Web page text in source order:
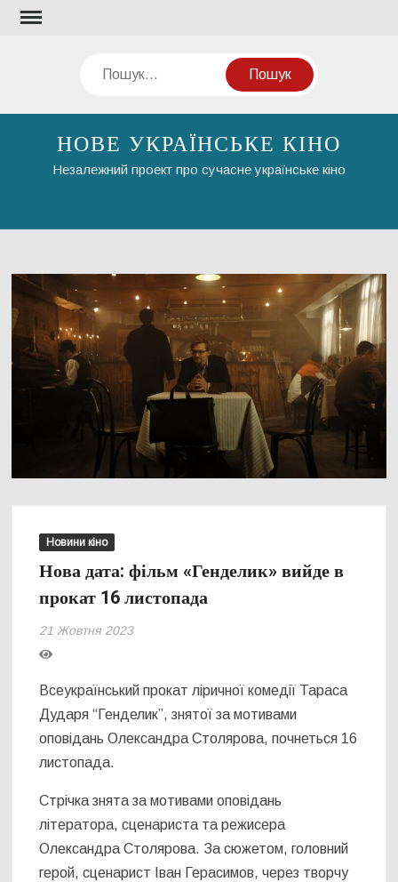
Перейти
Пошук
НОВЕ УКРАЇНСЬКЕ КІНО
Незалежний проект про сучасне українське кіно
Новини кіно
Нова дата: фільм «Генделик» вийде в
прокат 16 листопада
21 Жовтня 2023
Всеукраїнський прокат ліричної комедії Тараса
Дударя “Генделик”, знятої за мотивами
оповідань Олександра Столярова, почнеться 16
листопада.
Стрічка знята за мотивами оповідань
літератора, сценариста та режисера
Олександра Столярова. За сюжетом, головний
герой, сценарист Іван Герасимов, через творчу